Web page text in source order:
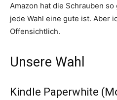
Amazon hat die Schrauben
jede Wahl eine gute ist. Aber
Offensichtlich.
Unsere Wahl
Kindle Paperwhite